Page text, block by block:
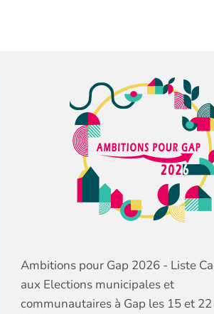
Ambitions pour Gap 2026 - Liste
aux Elections municipales et
communautaires à Gap les 15 et